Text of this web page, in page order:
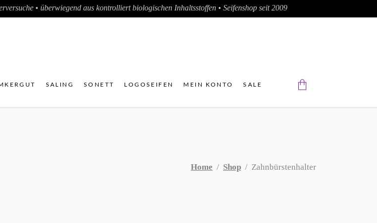
• überwiegend aus kontrolliert biologischen Inhaltsstoffen • Seifenshop seit 2009
SALING SONETT LOGOSEIFEN MEIN KONTO SALE
Home / Shop / Zahnbürstenhalter